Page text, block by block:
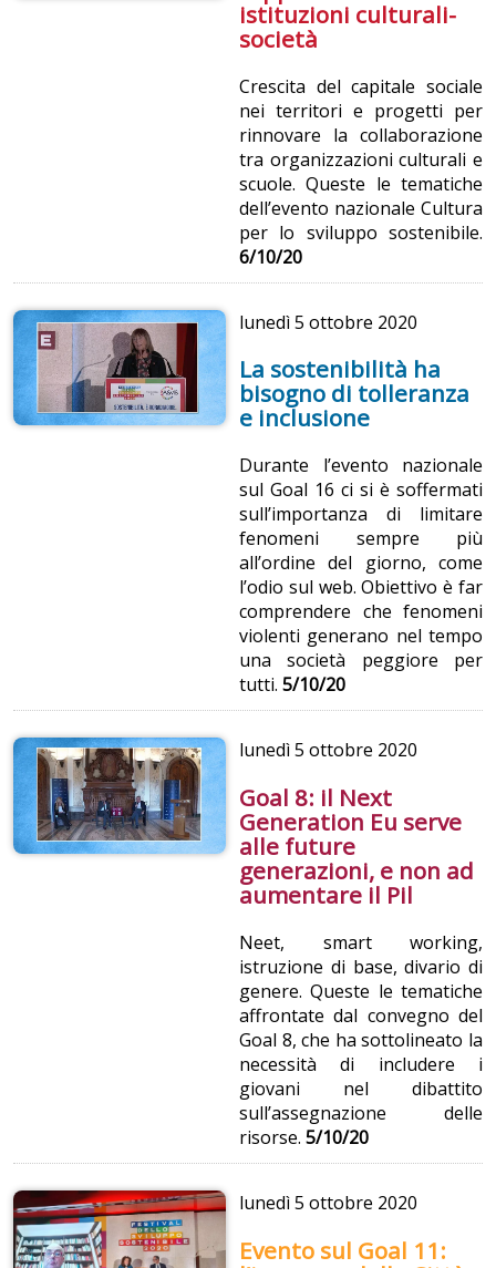
istituzioni culturali-
società
Crescita del capitale sociale
nei territori e progetti per
rinnovare la collaborazione
tra organizzazioni culturali e
scuole. Queste le tematiche
dell’evento nazionale Cultura
per lo sviluppo sostenibile.
6/10/20
lunedì5 ottobre 2020
La sostenibilità ha
bisogno di tolleranza
e inclusione
Durante l’evento nazionale
sul Goal 16 ci si è soffermati
sull’importanza di limitare
fenomeni sempre più
all’ordine del giorno, come
l’odio sul web. Obiettivo è far
comprendere che fenomeni
violenti generano nel tempo
una società peggiore per
tutti. 5/10/20
lunedì5 ottobre 2020
Goal 8: il Next
Generation Eu serve
alle future
generazioni, e non ad
aumentare il Pil
Neet, smart working,
istruzione di base, divario di
genere. Queste le tematiche
affrontate dal convegno del
Goal 8, che ha sottolineato la
necessità di includere i
giovani nel dibattito
sull’assegnazione delle
risorse. 5/10/20
lunedì5 ottobre 2020
Evento sul Goal 11: